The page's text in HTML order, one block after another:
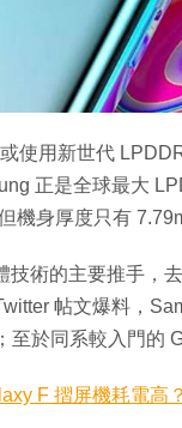
使用新世代
正是全球最大
機身厚度只有
技術的主要推手，
帖文爆料，
至於同系較入門的
F 摺屏機耗電高